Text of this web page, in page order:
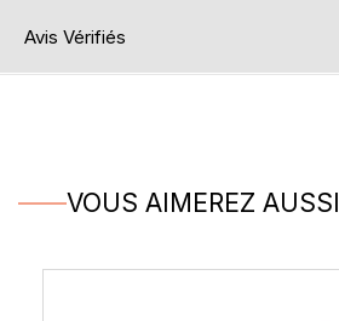
Avis Vérifiés
VOUS AIMEREZ AUSSI